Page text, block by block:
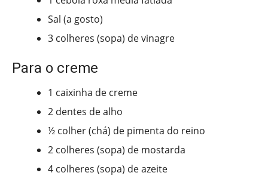
Sal (a gosto)
3 colheres (sopa) de vinagre
Para o creme
1 caixinha de creme
2 dentes de alho
½ colher (chá) de pimenta do reino
2 colheres (sopa) de mostarda
4 colheres (sopa) de azeite